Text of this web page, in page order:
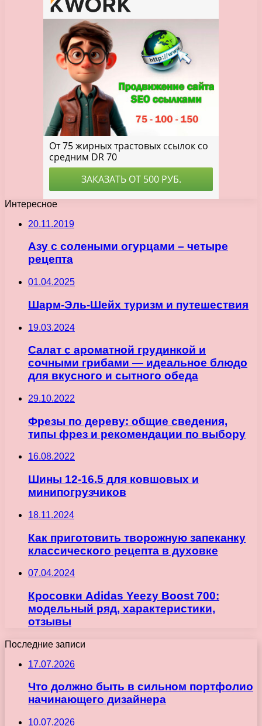
Интересное
20.11.2019
Азу с солеными огурцами – четыре
рецепта
01.04.2025
Шарм-Эль-Шейх туризм и путешествия
19.03.2024
Салат с ароматной грудинкой и
сочными грибами — идеальное блюдо
для вкусного и сытного обеда
29.10.2022
Фрезы по дереву: общие сведения,
типы фрез и рекомендации по выбору
16.08.2022
Шины 12-16.5 для ковшовых и
минипогрузчиков
18.11.2024
Как приготовить творожную запеканку
классического рецепта в духовке
07.04.2024
Кросовки Adidas Yeezy Boost 700:
модельный ряд, характеристики,
отзывы
Последние записи
17.07.2026
Что должно быть в сильном портфолио
начинающего дизайнера
10.07.2026